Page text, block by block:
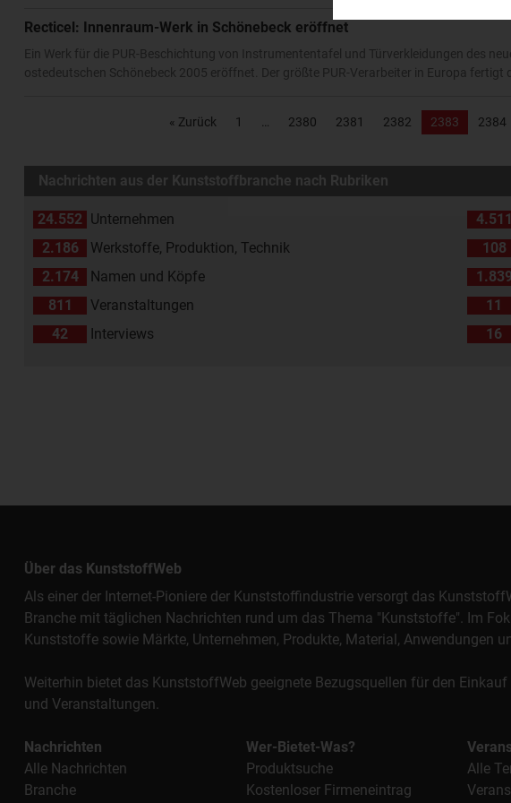
Recticel: Innenraum-Werk in Schönebeck eröffnet
Ein Werk für die PUR-Beschichtung von Instrumententafel und Türverkleidungen des
ostedeutschen Schönebeck 2005 eröffnet. Der größte PUR-Verarbeiter in Europa fertigt
« Zurück 1 2380 2381 2382 2383 2384
Nachrichten aus der Kunststoffbranche nach Rubriken
24.552 Unternehmen 4.511
2.186
Werkstoffe, Produktion, Technik 108
2.174
Namen und Köpfe 1.839
811
Veranstaltungen 11
42
Interviews 16
Über das KunststoffWeb
Als einer der Internet-Pioniere der Kunststoffindustrie versorgt das
Branche mit täglichen Nachrichten rund um das Thema "Kunststoffe". Im
Kunststoffe sowie Märkte, Unternehmen, Produkte, Material, Anwendungen
Weiterhin bietet das KunststoffWeb geeignete Bezugsquellen für den
und Veranstaltungen.
Nachrichten
Alle Nachrichten
Branche
Wer-Bietet-Was?
Produktsuche
Kostenloser Firmeneintrag
Alle